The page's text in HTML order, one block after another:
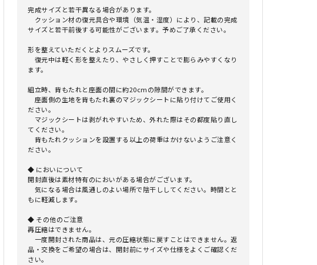
完成サイズと若干異なる場合があります。
クッション材の復元具合や環境（気温・湿度）により、記載の完成
サイズと若干前後する可能性がございます。予めご了承ください。
形を整えていただくとよりスムーズです。
復元中は軽く形を整えたり、やさしく押すことで膨らみやすくなり
ます。
組立時、背もたれと座面の間に約20cmの隙間ができます。
座面側の生地を背もたれ裏のマジックシートに貼り付けてご使用く
ださい。
マジックシートは剥がれやすいため、外れた際はその都度貼り直し
てください。
背もたれクッションを設置する以上の荷重はかけないようご注意く
ださい。
◆ においについて
開封直後は素材特有のにおいがある場合がございます。
気になる場合は風通しのよい場所で陰干ししてください。時間とと
もに軽減します。
◆ その他のご注意
再圧縮はできません。
一度開封された商品は、元の圧縮状態に戻すことはできません。返
品・交換をご希望の場合は、開封前にサイズや仕様をよくご確認くだ
さい。